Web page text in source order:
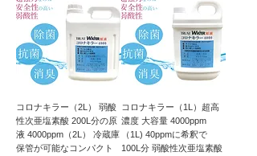
コロナキラー（2L） 弱酸
性次亜塩素酸 200L分の原
液 4000ppm（2L） 冷蔵庫
保管が可能なコンパクト
コロナキラー（1L）超高
濃度 大容量 4000ppm
（1L) 40ppmに希釈で
100L分 弱酸性次亜塩素酸